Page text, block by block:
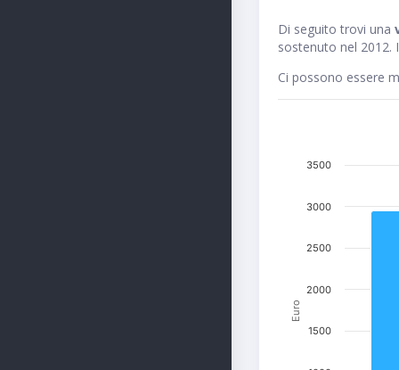
Di seguito trovi una
sostenuto nel 2012.
Ci possono essere
Euro
1500
2000
2500
3000
3500